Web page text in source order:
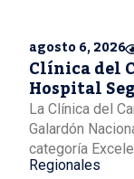
agosto 6, 2026
Clínica del
Hospital
La Clínica del
Galardón
categoría
Regionales